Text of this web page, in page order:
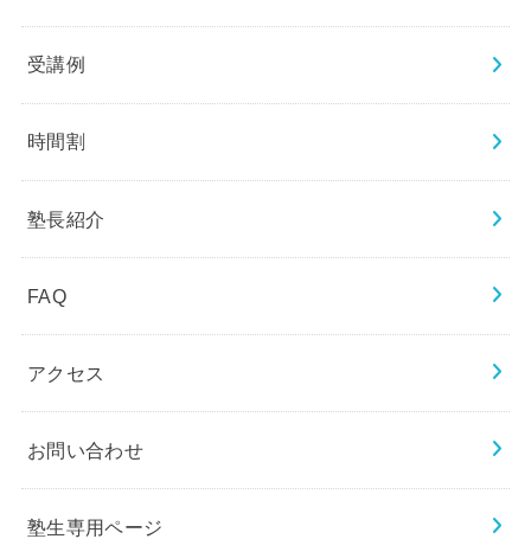
受講例
時間割
塾長紹介
FAQ
アクセス
お問い合わせ
塾生専用ページ